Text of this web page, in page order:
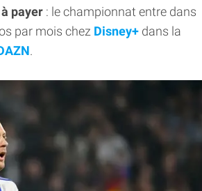
payer : le championnat entre dans
par mois chez Disney+ dans la
.